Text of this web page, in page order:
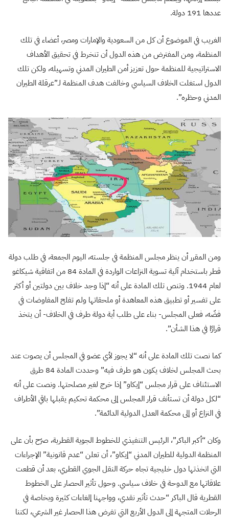
عددها 191 دولة.
الغريب في الموضوع أن كل من السعودية والإمارات ومصر، أعضاء في تلك
المنظمة، ومن المفترض من هذه الدول أن تنخرط في تحقيق الأهداف
الاستراتيجية للمنظمة حول تعزيز أمن الطيران المدني وتسهيله، ولكن تلك
الدول استغلت الخلاف السياسي وخالفت هدف المنظمة لـ”عرقلة الطيران
المدني وحظره”.
ومن المقرر أن ينظر مجلس المنظمة في جلسته، اليوم الجمعة، في طلب دولة
قطر باستخدام آلية تسوية النزاعات الواردة في المادة 84 من اتفاقية شيكاغو
لعام 1944. وتنص تلك المادة على أنه “إذا وجد خلاف بين دولتين أو أكثر
على تفسير أو تطبيق هذه المعاهدة أو ملحقاتها ولم تفلح المفاوضات في
فضّه، فعلى المجلس- بناء على طلب أية دولة طرف في الخلاف- أن يتخذ
قرارًا في هذا الشأن”.
كما نصت تلك المادة على أنه “لا يجوز لأي عضو في المجلس أن يصوت عند
بحث المجلس لخلاف يكون هو طرف فيه” وحددت المادة 84 طرق
الاستئناف على قرار مجلس “إيكاو” إذا خرج لغير مصلحتها. ونصت على أنه
“لكل دولة أن تستأنف قرار المجلس إلى محكمة تحكيم يقبلها باقي الأطراف
في النزاع أو إلى محكمة العدل الدولية الدائمة”.
وكان “أكبر الباكر”، الرئيس التنفيذي للخطوط الجوية القطرية، صرّح بأن على
المنظمة الدولية للطيران المدني “إيكاو”، أن تعلن “عدم قانونية” الإجراءات
التي اتخذتها دول خليجية تجاه حركة النقل الجوي القطري، بعد أن قطعت
علاقاتها مع الدوحة في خلاف سياسي. وحول تأثير الحصار على الخطوط
القطرية قال الباكر “حدث تأثير نقدي، وواجهنا إلغاءات كثيرة وبخاصة في
الرحلات المتجهة إلى الدول الأربع التي تفرض هذا الحصار غير الشرعي، لكننا